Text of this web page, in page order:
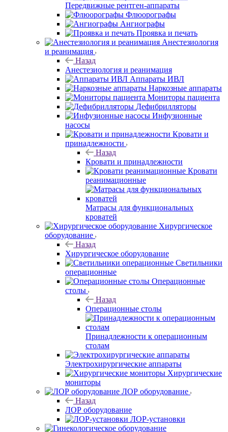
Передвижные рентген-аппараты
Флюорографы
Ангиографы
Проявка и печать
Анестезиология
и реанимация
Назад
Анестезиология и реанимация
Аппараты ИВЛ
Наркозные аппараты
Мониторы пациента
Дефибрилляторы
Инфузионные
насосы
Кровати и
принадлежности
Назад
Кровати и принадлежности
Кровати
реанимационные
Матрасы для функциональных
кроватей
Хирургическое
оборудование
Назад
Хирургическое оборудование
Светильники
операционные
Операционные
столы
Назад
Операционные столы
Принадлежности к операционным
столам
Электрохирургические аппараты
Хирургические
мониторы
ЛОР оборудование
Назад
ЛОР оборудование
ЛОР-установки